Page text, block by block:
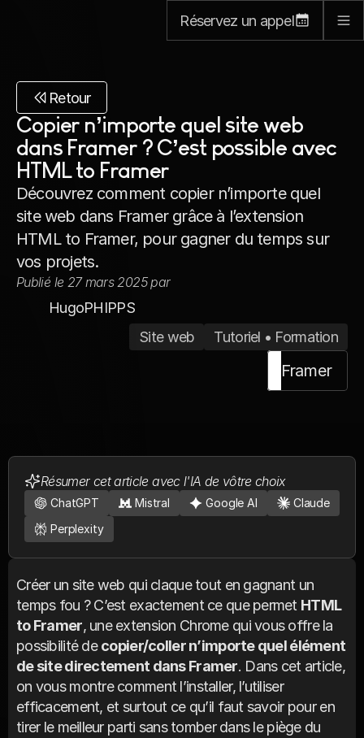
Réservez un appel
Retour
Copier n’importe quel site web
dans Framer ? C’est possible avec
HTML to Framer
Découvrez comment copier n’importe quel
site web dans Framer grâce à l’extension
HTML to Framer, pour gagner du temps sur
vos projets.
Publié le 27 mars 2025 par
HugoPHIPPS
Site web
Tutoriel • Formation
Framer
Résumer cet article avec l'IA de vôtre choix
ChatGPT Mistral Google AI
Claude
Perplexity
Créer un site web qui claque tout en gagnant un
temps fou ? C’est exactement ce que permet HTML
to Framer, une extension Chrome qui vous offre la
possibilité de copier/coller n’importe quel élément
de site directement dans Framer. Dans cet article,
on vous montre comment l’installer, l’utiliser
efficacement, et surtout ce qu’il faut savoir pour en
tirer le meilleur parti sans tomber dans le piège du